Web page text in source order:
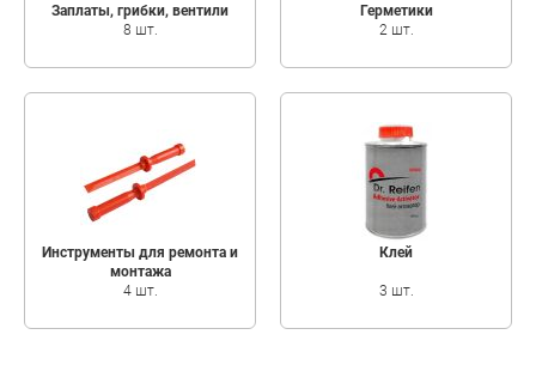
Заплаты, грибки, вентили
8 шт.
Герметики
2 шт.
Инструменты для ремонта и
монтажа
4 шт.
Клей
3 шт.